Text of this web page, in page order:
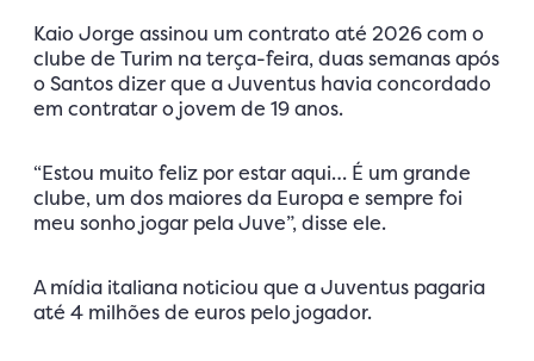
Kaio Jorge assinou um contrato até 2026 com o
clube de Turim na terça-feira, duas semanas após
o Santos dizer que a Juventus havia concordado
em contratar o jovem de 19 anos.
“Estou muito feliz por estar aqui… É um grande
clube, um dos maiores da Europa e sempre foi
meu sonho jogar pela Juve”, disse ele.
A mídia italiana noticiou que a Juventus pagaria
até 4 milhões de euros pelo jogador.